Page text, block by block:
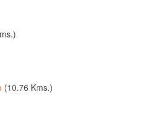
(10.76 Kms.)